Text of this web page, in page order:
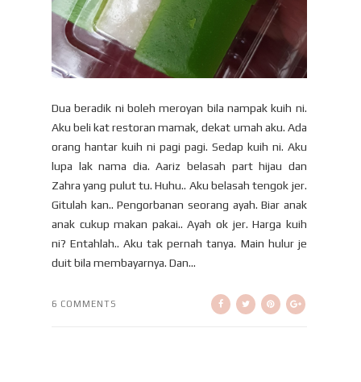
Dua beradik ni boleh meroyan bila nampak kuih ni.
Aku beli kat restoran mamak, dekat umah aku. Ada
orang hantar kuih ni pagi pagi. Sedap kuih ni. Aku
lupa lak nama dia. Aariz belasah part hijau dan
Zahra yang pulut tu. Huhu.. Aku belasah tengok jer.
Gitulah kan.. Pengorbanan seorang ayah. Biar anak
anak cukup makan pakai.. Ayah ok jer. Harga kuih
ni? Entahlah.. Aku tak pernah tanya. Main hulur je
duit bila membayarnya. Dan...
6 COMMENTS